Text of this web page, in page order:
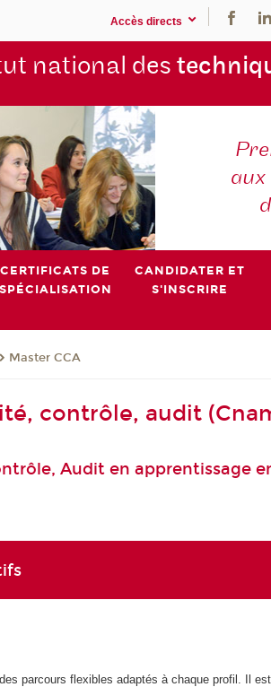
Accès directs
national des
aux
CERTIFICATS DE
SPÉCIALISATION
CANDIDATER ET
S'INSCRIRE
Master CCA
contrôle, audit
Audit en apprentissage
parcours flexibles adaptés à chaque profil. Il